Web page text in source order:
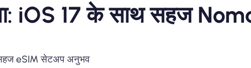
iOS 17 के साथ सहज
सहज eSIM सेटअप अनुभव